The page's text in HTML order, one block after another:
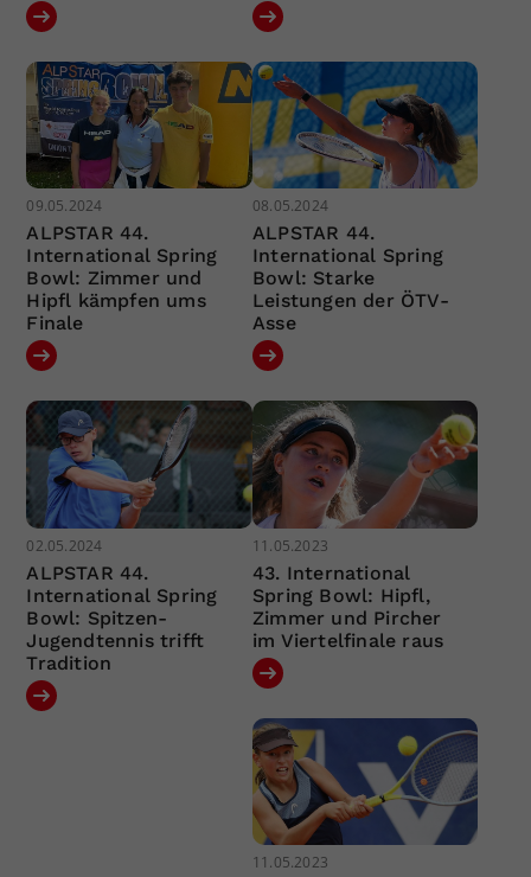
09.05.2024
ALPSTAR 44.
International Spring
Bowl: Zimmer und
Hipfl kämpfen ums
Finale
08.05.2024
ALPSTAR 44.
International Spring
Bowl: Starke
Leistungen der ÖTV-
Asse
02.05.2024
ALPSTAR 44.
International Spring
Bowl: Spitzen-
Jugendtennis trifft
Tradition
11.05.2023
43. International
Spring Bowl: Hipfl,
Zimmer und Pircher
im Viertelfinale raus
11.05.2023